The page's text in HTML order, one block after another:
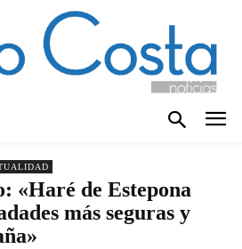
«Haré de Estepona
más seguras y